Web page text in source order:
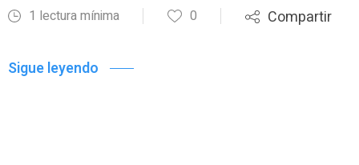
1 lectura mínima 0 Compartir
Sigue leyendo